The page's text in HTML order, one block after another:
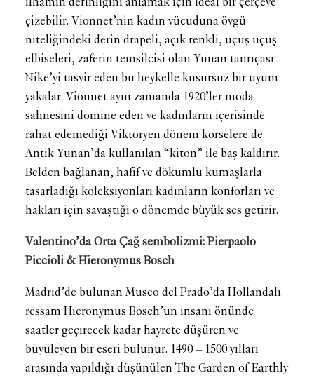
çizebilir. Vionnet’nin kadın vücuduna övgü
niteliğindeki derin drapeli, açık renkli, uçuş uçuş
elbiseleri, zaferin temsilcisi olan Yunan tanrıçası
Nike’yi tasvir eden bu heykelle kusursuz bir uyum
yakalar. Vionnet aynı zamanda 1920’ler moda
sahnesini domine eden ve kadınların içerisinde
rahat edemediği Viktoryen dönem korselere de
Antik Yunan’da kullanılan “kiton” ile baş kaldırır.
Belden bağlanan, hafif ve dökümlü kumaşlarla
tasarladığı koleksiyonları kadınların konforları ve
hakları için savaştığı o dönemde büyük ses getirir.
Valentino’da Orta Çağ sembolizmi: Pierpaolo
Piccioli & Hieronymus Bosch
Madrid’de bulunan Museo del Prado’da Hollandalı
ressam Hieronymus Bosch’un insanı önünde
saatler geçirecek kadar hayrete düşüren ve
büyüleyen bir eseri bulunur. 1490 – 1500 yılları
arasında yapıldığı düşünülen The Garden of Earthly